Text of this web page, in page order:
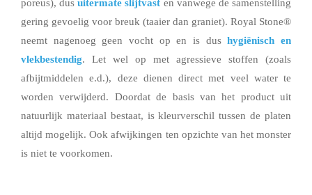
poreus), dusuitermate slijtvast en vanwege de samenstelling
gering gevoelig voor breuk (taaier dan graniet). Royal Stone®
neemt nagenoeg geen vocht op en is dushygiënisch en
vlekbestendig. Let wel op met agressieve stoffen (zoals
afbijtmiddelen e.d.), deze dienen direct met veel water te
worden verwijderd. Doordat de basis van het product uit
natuurlijk materiaal bestaat, is kleurverschil tussen de platen
altijd mogelijk. Ook afwijkingen ten opzichte van het monster
is niet te voorkomen.